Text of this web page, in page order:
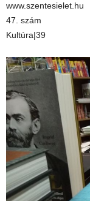
www.szentesielet.hu
47. szám
Kultúra|39